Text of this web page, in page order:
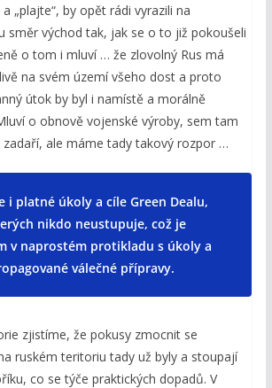
„plajte“, by opět rádi vyrazili na
směr východ tak, jak se o to již pokoušeli
o tom i mluví … že zlovolný Rus má
na svém území všeho dost a proto
útok by byl i namístě a morálně
o obnově vojenské výroby, sem tam
zadaří, ale máme tady takový rozpor …
i platné úkoly a cíle Green Dealu,
nikdo neustupuje, což je
v naprostém protikladu s úkoly a
válečné přípravy.
zjistíme, že pokusy zmocnit se
ruském teritoriu tady už byly a stoupají
co se týče praktických dopadů. V